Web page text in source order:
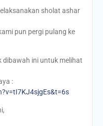
sholat ashar
pun pergi pulang ke
dibawah ini untuk melihat
: